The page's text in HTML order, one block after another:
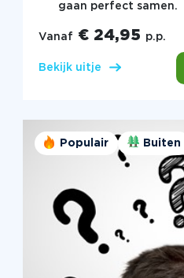
gaan perfect samen.
Vanaf € 24,95 p.p.
Bekijk uitje
Populair Buiten